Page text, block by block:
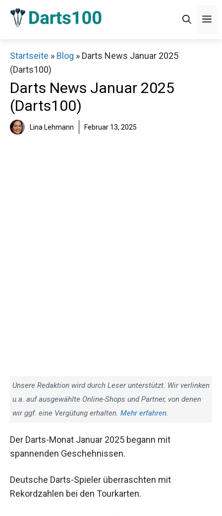
Zum
Inhalt
Startseite » Blog » Darts News Januar 2025
(Darts100)
Darts News Januar 2025
(Darts100)
Lina Lehmann Februar 13, 2025
Unsere Redaktion wird durch Leser unterstützt. Wir
verlinken u.a. auf ausgewählte Online-Shops und Partner,
von denen wir ggf. eine Vergütung erhalten.Mehr
Der Darts-Monat Januar 2025 begann mit
Deutsche Darts-Spieler überraschten mit
Schaue dir jetzt die meistverkauften Produkte im
Sale bei Decathlon an!